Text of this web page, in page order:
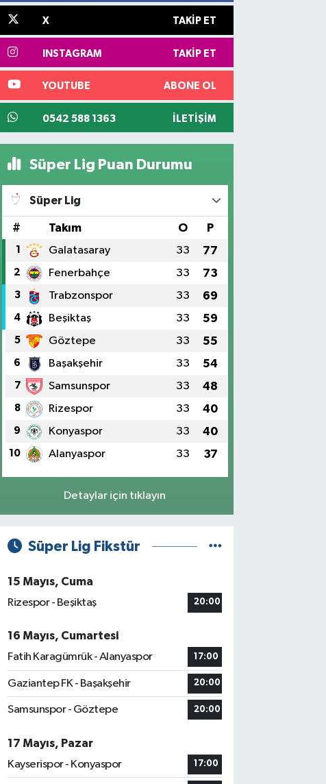
X TAKIP ET
INSTAGRAM TAKIP ET
YOUTUBE ABONE OL
0542 588 1363 İLETIŞIM
Süper Lig Puan Durumu
Süper Lig
# Takım O P
1 Galatasaray 33 77
2 Fenerbahçe 33 73
3 Trabzonspor 33 69
4 Beşiktaş 33 59
5 Göztepe 33 55
6 Başakşehir 33 54
7 Samsunspor 33 48
8 Rizespor 33 40
9 Konyaspor 33 40
10 Alanyaspor 33 37
Detaylar için tıklayın
Süper Lig Fikstür
15 Mayıs, Cuma
Rizespor - Beşiktaş
20:00
16 Mayıs, Cumartesi
Fatih Karagümrük - Alanyaspor
17:00
Gaziantep FK - Başakşehir 20:00
Samsunspor - Göztepe 20:00
17 Mayıs, Pazar
Kayserispor - Konyaspor
17:00